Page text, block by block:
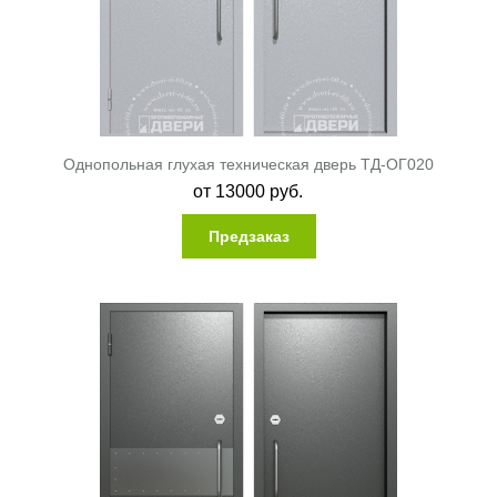
Однопольная глухая техническая дверь ТД-ОГ020
от 13000 руб.
Предзаказ